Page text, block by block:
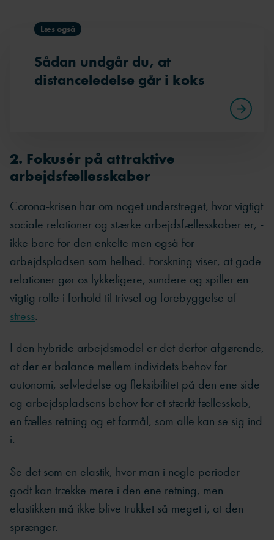
Læs også
Sådan undgår du, at
distanceledelse går i koks
2. Fokusér på attraktive
arbejdsfællesskaber
Corona-krisen har om noget understreget, hvor vigtigt
sociale relationer og stærke arbejdsfællesskaber er, -
ikke bare for den enkelte men også for
arbejdspladsen som helhed. Forskning viser, at gode
relationer gør os lykkeligere, sundere og spiller en
vigtig rolle i forhold til trivsel og forebyggelse af
stress.
I den hybride arbejdsmodel er det derfor afgørende,
at der er balance mellem individets behov for
autonomi, selvledelse og fleksibilitet på den ene side
og arbejdspladsens behov for et stærkt fællesskab,
en fælles retning og et formål, som alle kan se sig ind
i.
Se det som en elastik, hvor man i nogle perioder
godt kan trække mere i den ene retning, men
elastikken må ikke blive trukket så meget i, at den
sprænger.